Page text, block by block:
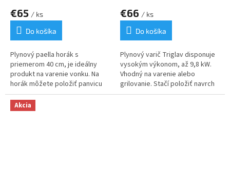
€65 / ks
Do košíka
Plynový paella horák s
priemerom 40 cm, je ideálny
produkt na varenie vonku. Na
horák môžete položiť panvicu
alebo grilovaciu dosku.
€66 / ks
Do košíka
Plynový varič Triglav disponuje
vysokým výkonom, až 9,8 kW.
Vhodný na varenie alebo
grilovanie. Stačí položiť navrch
platňu na grilovanie. Sada na
Akcia